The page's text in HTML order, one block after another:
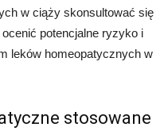
w ciąży skonsultować się
potencjalne ryzyko i
leków homeopatycznych w
stosowane